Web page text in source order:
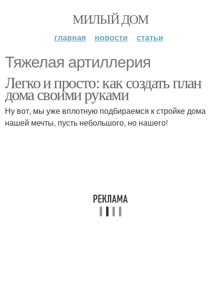
МИЛЫЙ ДОМ
главная новости статьи
Тяжелая артиллерия
Легко и просто: как создать план
дома своими руками
Ну вот, мы уже вплотную подбираемся к стройке дома
нашей мечты, пусть небольшого, но нашего!